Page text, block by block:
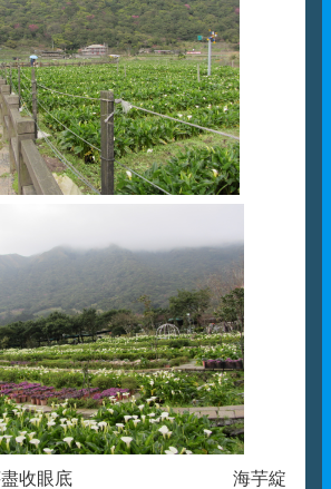
海芋盡收眼底 海芋綻